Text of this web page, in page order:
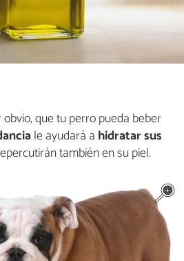
que tu perro pueda beber
le ayudará a hidratar sus
también en su piel.